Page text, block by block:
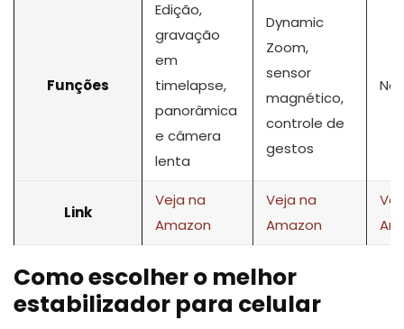
Funções
Edição,
gravação
em
timelapse,
panorâmica
e câmera
lenta
Dynamic
Zoom,
sensor
magnético,
controle de
gestos
Link
Veja na
Amazon
Veja na
Amazon
Como escolher o melhor
estabilizador para celular